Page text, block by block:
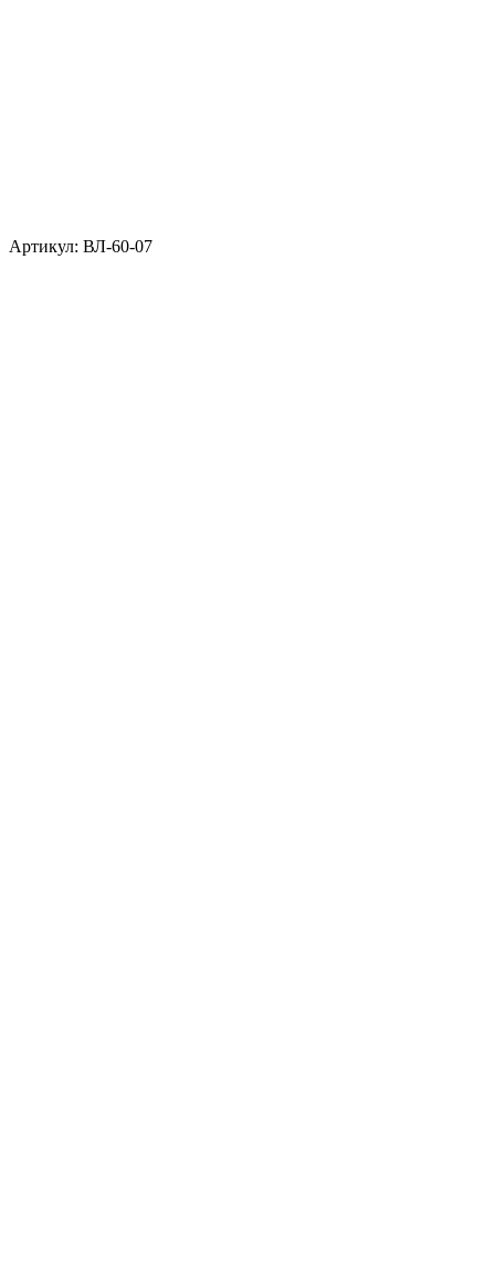
Артикул: ВЛ-60-07